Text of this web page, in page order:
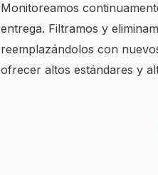
Monitoreamos
entrega. Filtramos y
reemplazándolos con
ofrecer altos estándares y